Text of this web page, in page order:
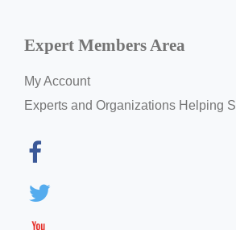
Expert Members Area
My Account
Experts and Organizations Helping